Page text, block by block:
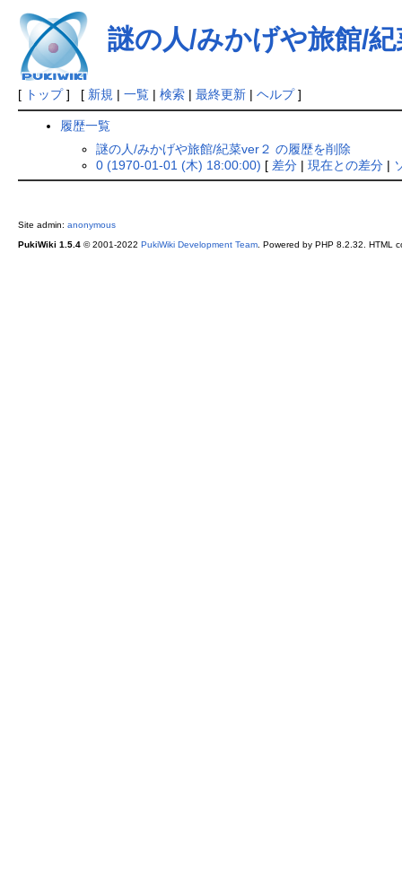
謎の人/みかげや旅館/
[ トップ] [ 新規 | 一覧| 検索| 最終更新| ヘルプ]
履歴一覧
謎の人/みかげや旅館/紀菜ver２ の履歴を削除
0 (1970-01-01 (木) 18:00:00) [ 差分| 現在との差分|
Site admin: anonymous
PukiWiki 1.5.4© 2001-2022 PukiWiki Development Team. Powered by PHP 8.2.32. HTML